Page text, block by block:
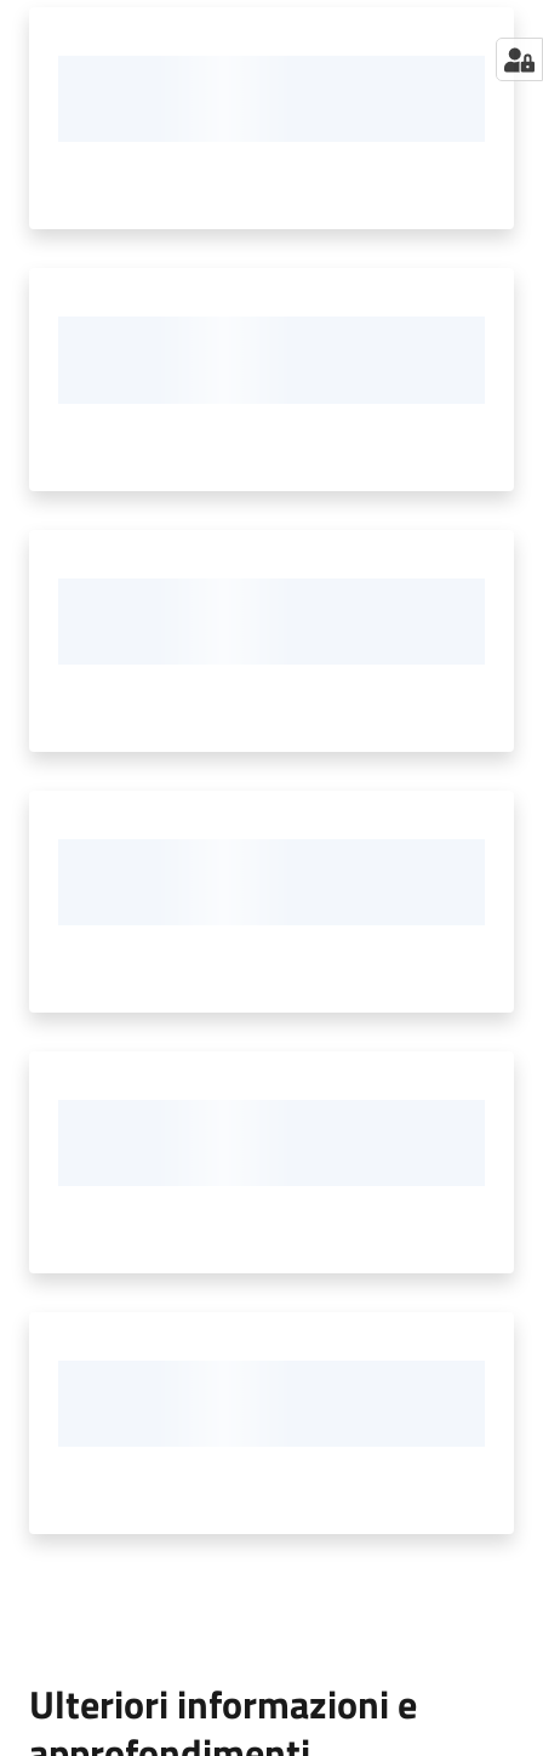
Ulteriori informazioni e